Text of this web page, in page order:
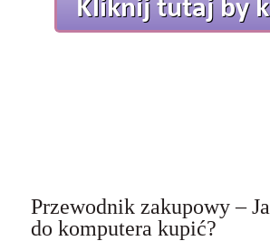
Przewodnik zakupowy –
do komputera kupić?